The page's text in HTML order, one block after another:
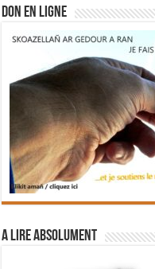
DON EN LIGNE
A lire absolument